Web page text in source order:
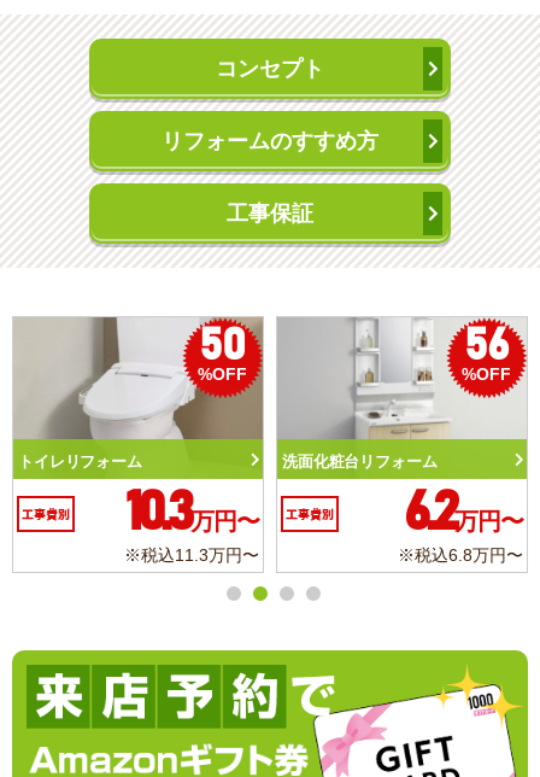
コンセプト
リフォームのすすめ方
工事保証
50
%OFF
トイレリフォーム
工事費別 10.3万円〜
※税込11.3万円〜
56
%OFF
洗面化粧台リフォーム
工事費別 6.2万円〜
※税込6.8万円〜